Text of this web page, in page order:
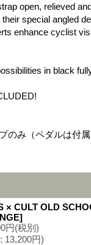
open, relieved
special angled
enhance cyclist
in black
のみ（ペダルは付属
× CULT OLD
]
円(税別)
: 13,200円)